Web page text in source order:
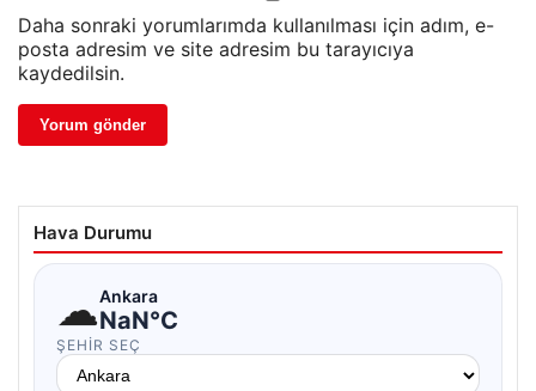
Daha sonraki yorumlarımda kullanılması için adım, e-
posta adresim ve site adresim bu tarayıcıya
kaydedilsin.
Hava Durumu
☁Ankara
NaN°C
ŞEHIR SEÇ